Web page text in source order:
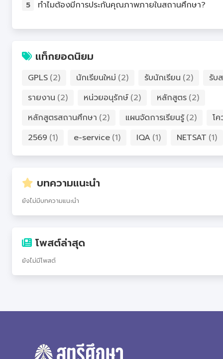
5 ทำไมต้องมีการประกันคุณภาพภายในสถานศึกษา?
แท็กยอดนิยม
GPLS (2) นักเรียนใหม่ (2) รับนักเรียน (2)
รับ
รายงาน (2) หน่วยอนุรักษ์ (2) หลักสูตร (2)
หลักสูตรสถานศึกษา (2) แผนจัดการเรียนรู้ (2)
โ
2569 (1) e-service (1) IQA (1) NETSAT (1)
บทความแนะนำ
ยังไม่มีบทความแนะนำ
โพสต์ล่าสุด
ยังไม่มีโพสต์